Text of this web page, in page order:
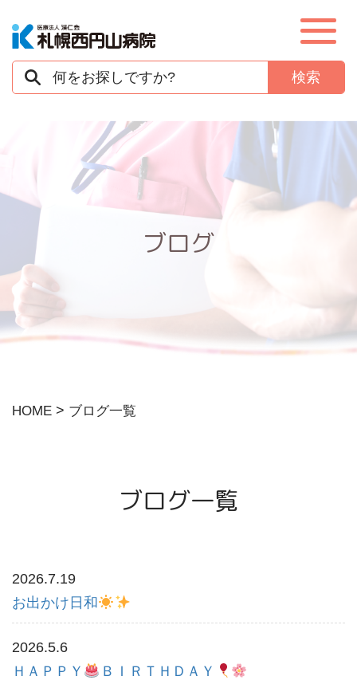
病院紹介
外来
在宅支援
アクセス
ブログ
HOME > ブログ一覧
ブログ一覧
2026.7.19
お出かけ日和
2026.5.6
ＨＡＰＰＹ
ＢＩＲＴＨＤＡＹ